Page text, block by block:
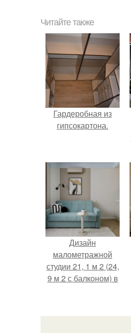
Читайте также
Гардеробная из
гипсокартона.
Дизайн
малометражной
студии 21, 1 м 2 (24,
9 м 2 с балконом) в